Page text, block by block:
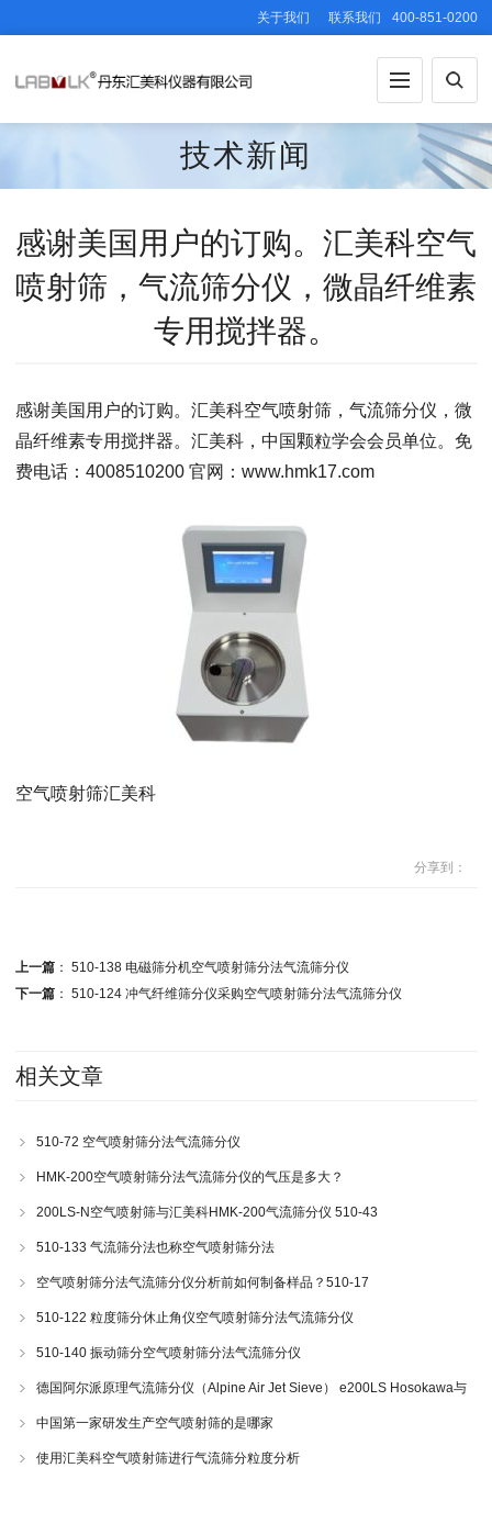
关于我们 联系我们 400-851-0200
技术新闻
感谢美国用户的订购。汇美科空气
喷射筛，气流筛分仪，微晶纤维素
专用搅拌器。
感谢美国用户的订购。汇美科空气喷射筛，气流筛分仪，微
晶纤维素专用搅拌器。汇美科，中国颗粒学会会员单位。免
费电话：4008510200 官网：www.hmk17.com
空气喷射筛汇美科
分享到：
上一篇： 510-138 电磁筛分机空气喷射筛分法气流筛分仪
下一篇： 510-124 冲气纤维筛分仪采购空气喷射筛分法气流筛分仪
相关文章
510-72 空气喷射筛分法气流筛分仪
HMK-200空气喷射筛分法气流筛分仪的气压是多大？
200LS-N空气喷射筛与汇美科HMK-200气流筛分仪 510-43
510-133 气流筛分法也称空气喷射筛分法
空气喷射筛分法气流筛分仪分析前如何制备样品？510-17
510-122 粒度筛分休止角仪空气喷射筛分法气流筛分仪
510-140 振动筛分空气喷射筛分法气流筛分仪
德国阿尔派原理气流筛分仪（Alpine Air Jet Sieve） e200LS Hosokawa与
200LS-N空气喷射筛分仪 510-34
中国第一家研发生产空气喷射筛的是哪家
使用汇美科空气喷射筛进行气流筛分粒度分析